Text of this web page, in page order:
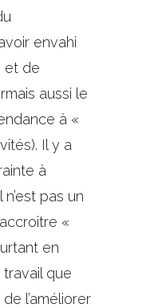
envahi
et de
aussi le
à «
Il y a
à
pas un
«
en
que
l’améliorer